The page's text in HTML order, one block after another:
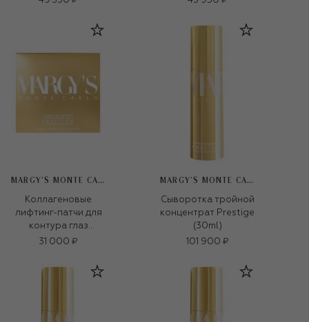
MARGY’S MONTE CARLO
Коллагеновые
лифтинг-патчи для
контура глаз
Prestige (5шт.)
31 000 ₽
MARGY’S MONTE CARLO
Сыворотка тройной
концентрат Prestige
(30ml)
101 900 ₽